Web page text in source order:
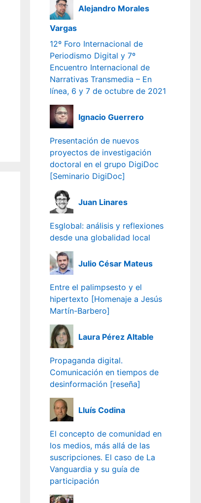
Alejandro Morales
Vargas
12º Foro Internacional de
Periodismo Digital y 7º
Encuentro Internacional de
Narrativas Transmedia – En
línea, 6 y 7 de octubre de 2021
Ignacio Guerrero
Presentación de nuevos
proyectos de investigación
doctoral en el grupo DigiDoc
[Seminario DigiDoc]
Juan Linares
Esglobal: análisis y reflexiones
desde una globalidad local
Julio César Mateus
Entre el palimpsesto y el
hipertexto [Homenaje a Jesús
Martín-Barbero]
Laura Pérez Altable
Propaganda digital.
Comunicación en tiempos de
desinformación [reseña]
Lluís Codina
El concepto de comunidad en
los medios, más allá de las
suscripciones. El caso de La
Vanguardia y su guía de
participación